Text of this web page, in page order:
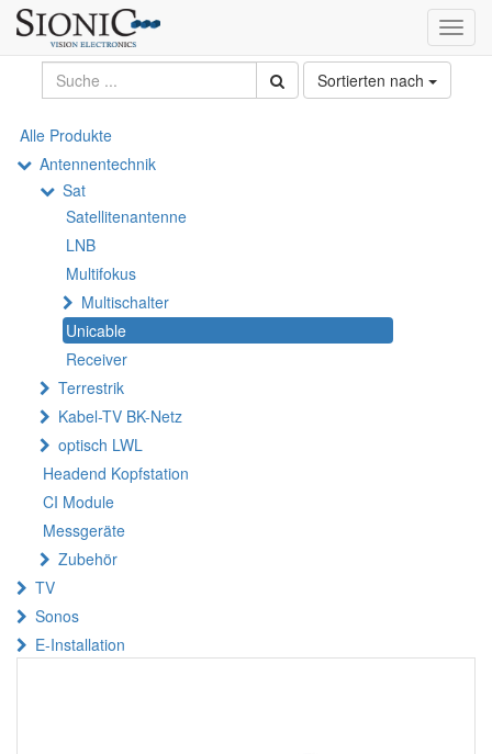
Sortierten nach
Alle Produkte
Antennentechnik
Sat
Satellitenantenne
LNB
Multifokus
Multischalter
Unicable
Receiver
Terrestrik
Kabel-TV BK-Netz
optisch LWL
Headend Kopfstation
CI Module
Messgeräte
Zubehör
TV
Sonos
E-Installation